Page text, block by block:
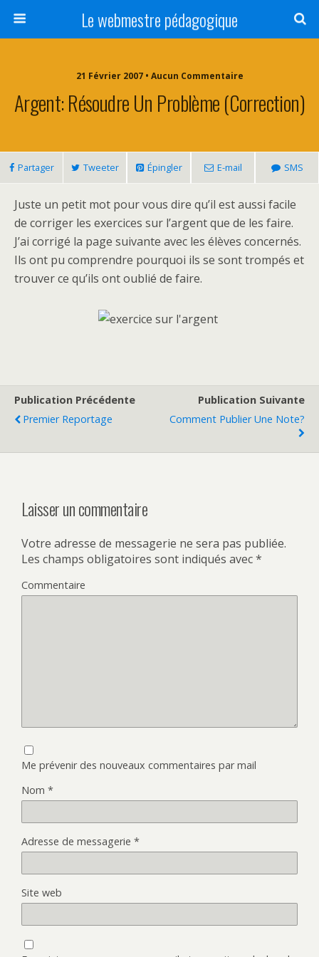
Le webmestre pédagogique
21 Février 2007 • Aucun Commentaire
Argent: Résoudre Un Problème (correction)
Partager Tweeter Épingler E-mail SMS
Juste un petit mot pour vous dire qu’il est aussi facile
de corriger les exercices sur l’argent que de les faire.
J’ai corrigé la page suivante avec les élèves concernés.
Ils ont pu comprendre pourquoi ils se sont trompés et
trouver ce qu’ils ont oublié de faire.
Publication Précédente
Premier Reportage
Publication Suivante
Comment Publier Une Note?
Laisser un commentaire
Votre adresse de messagerie ne sera pas publiée.
Les champs obligatoires sont indiqués avec*
Commentaire
Me prévenir des nouveaux commentaires par mail
Nom *
Adresse de messagerie *
Site web